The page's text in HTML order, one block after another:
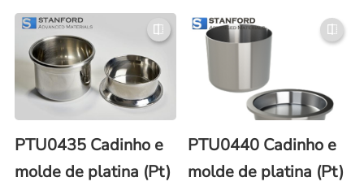
X®)
Vulcan)
PTU0435 Cadinho e
molde de platina (Pt)
PTU0440 Cadinho e
molde de platina (Pt)